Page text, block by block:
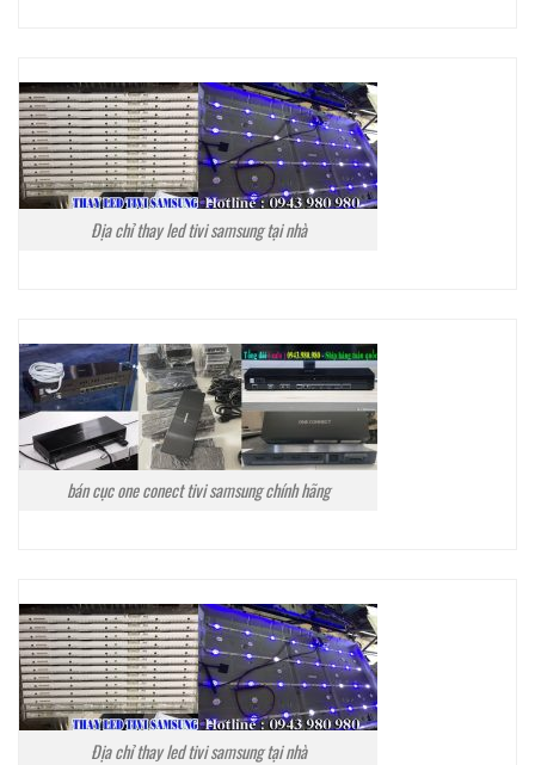
Địa chỉ thay led tivi samsung tại nhà
bán cục one conect tivi samsung chính hãng
Địa chỉ thay led tivi samsung tại nhà